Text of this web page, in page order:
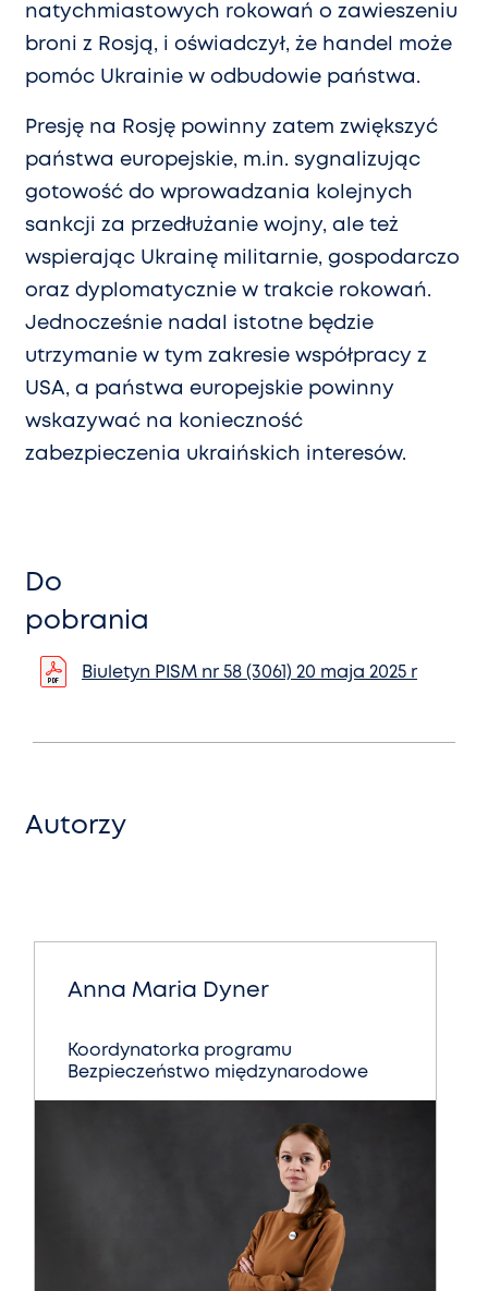
natychmiastowych rokowań o zawieszeniu
broni z Rosją, i oświadczył, że handel może
pomóc Ukrainie w odbudowie państwa.
Presję na Rosję powinny zatem zwiększyć
państwa europejskie, m.in. sygnalizując
gotowość do wprowadzania kolejnych
sankcji za przedłużanie wojny, ale też
wspierając Ukrainę militarnie, gospodarczo
oraz dyplomatycznie w trakcie rokowań.
Jednocześnie nadal istotne będzie
utrzymanie w tym zakresie współpracy z
USA, a państwa europejskie powinny
wskazywać na konieczność
zabezpieczenia ukraińskich interesów.
Do
pobrania
Biuletyn PISM nr 58 (3061) 20 maja 2025 r
Autorzy
Anna Maria Dyner
Koordynatorka programu
Bezpieczeństwo międzynarodowe